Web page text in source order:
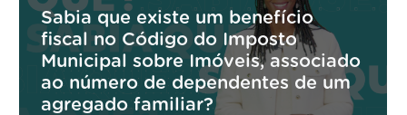
Sabia que existe um benefício
fiscal no Código do Imposto
Municipal sobre Imóveis, associado
ao número de dependentes de um
agregado familiar?